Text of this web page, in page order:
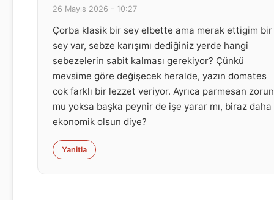
26 Mayıs 2026 - 10:27
Çorba klasik bir sey elbette ama merak ettigim bir
sey var, sebze karışımı dediğiniz yerde hangi
sebezelerin sabit kalması gerekiyor? Çünkü
mevsime göre değişecek heralde, yazın domates
cok farklı bir lezzet veriyor. Ayrıca parmesan
mu yoksa başka peynir de işe yarar mı, biraz daha
ekonomik olsun diye?
Yanitla